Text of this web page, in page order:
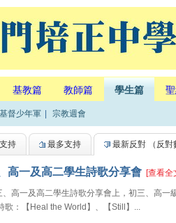
基教篇 教師篇 學生篇
基督少年軍 宗教週會
持 最多支持 最新反對 （反
高一及高二學生詩歌分享會 [查看全
及高二學生詩歌分享會上，初三、高一
歌：【Heal the World】、【Still】...